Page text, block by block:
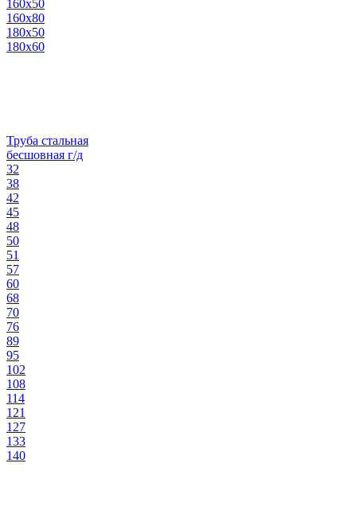
160х50
160х80
180х50
180х60
Труба стальная
бесшовная г/д
32
38
42
45
48
50
51
57
60
68
70
76
89
95
102
108
114
121
127
133
140